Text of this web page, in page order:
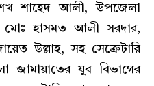
শাহেদ আলী, উপজেলা
মোঃ হাসমত আলী সরদার,
উল্লাহ, সহ সেক্রেটারি
জামায়াতের যুব বিভাগের